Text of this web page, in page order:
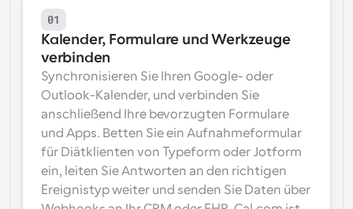
Dynamische Gruppenlinks
Nahtlos Meetings mit mehreren Personen buchen
Webhooks
Erhalten Sie eine Benachrichtigung, wenn etwas
passiert
01
Kalender, Formulare und Werkzeuge
verbinden
Synchronisieren Sie Ihren Google- oder
Outlook-Kalender, und verbinden Sie
anschließend Ihre bevorzugten Formulare
und Apps. Betten Sie ein Aufnahmeformular
für Diätklienten von Typeform oder Jotform
ein, leiten Sie Antworten an den richtigen
Ereignistyp weiter und senden Sie Daten über